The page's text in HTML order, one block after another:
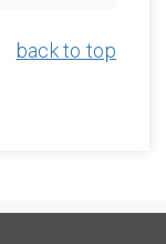
back to top